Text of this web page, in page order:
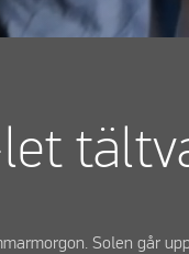
Solen går